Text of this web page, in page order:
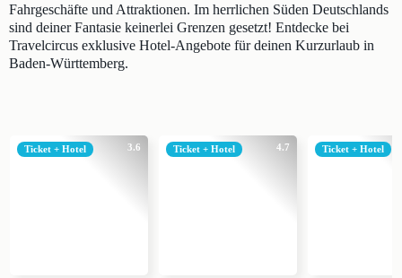
Fahrgeschäfte und Attraktionen. Im herrlichen Süden Deutschlands
sind deiner Fantasie keinerlei Grenzen gesetzt! Entdecke bei
Travelcircus exklusive Hotel-Angebote für deinen Kurzurlaub in
Baden-Württemberg.
3.6
Ticket + Hotel 4.7
Ticket + Hotel Ticket + Hotel